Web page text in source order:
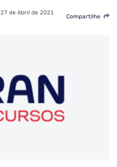
27 de Abril de 2021
Compartilhe